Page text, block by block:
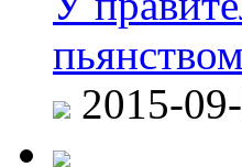
пьянством
2015-